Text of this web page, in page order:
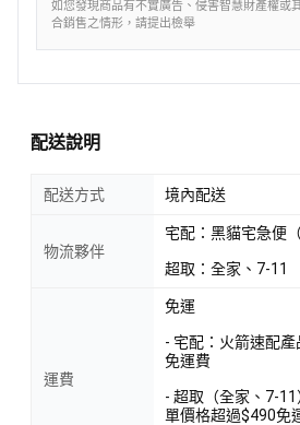
如您發現商品有不實廣告、侵害智慧財產權或
合銷售之情形，請提出檢舉
配送說明
配送方式 境內配送
物流夥伴
宅配：黑貓宅急便
超取：全家、7-11
運費
免運
- 宅配：火箭速配
免運費
- 超取（全家、7-
單價格超過$490免